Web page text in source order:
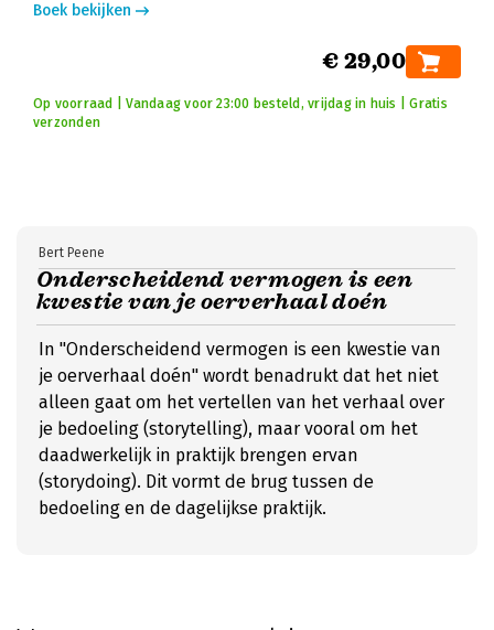
Boek bekijken
€ 29,00
Op voorraad | Vandaag voor 23:00 besteld, vrijdag in huis | Gratis
verzonden
Onderscheidend vermogen is een
kwestie van je oerverhaal doén
Bert Peene
In "Onderscheidend vermogen is een kwestie van
je oerverhaal doén" wordt benadrukt dat het niet
alleen gaat om het vertellen van het verhaal over
je bedoeling (storytelling), maar vooral om het
daadwerkelijk in praktijk brengen ervan
(storydoing). Dit vormt de brug tussen de
bedoeling en de dagelijkse praktijk.